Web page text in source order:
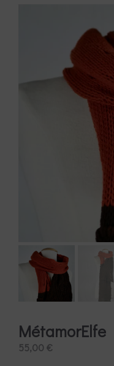
MétamorElfe
55,00 €